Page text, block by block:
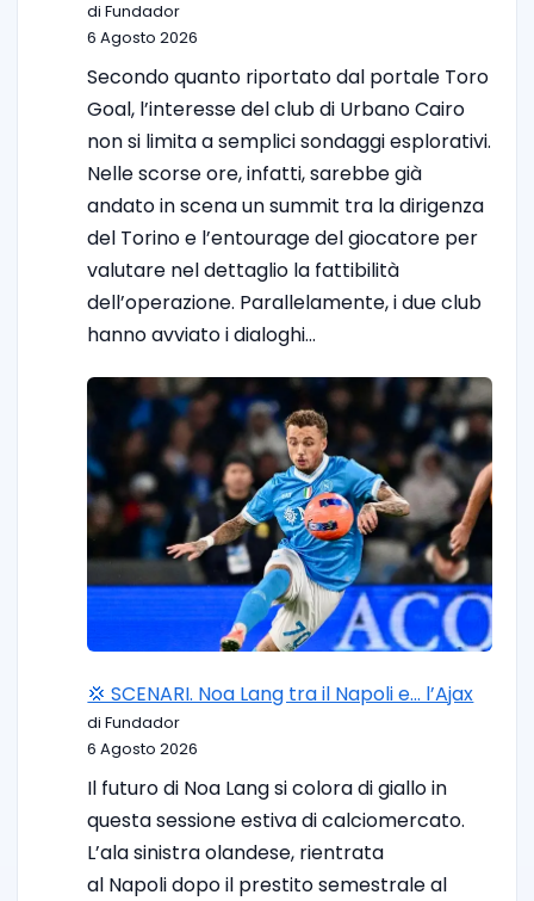
di Fundador
6 Agosto 2026
Secondo quanto riportato dal portale Toro
Goal, l’interesse del club di Urbano Cairo
non si limita a semplici sondaggi esplorativi.
Nelle scorse ore, infatti, sarebbe già
andato in scena un summit tra la dirigenza
del Torino e l’entourage del giocatore per
valutare nel dettaglio la fattibilità
dell’operazione. Parallelamente, i due club
hanno avviato i dialoghi…
💢 SCENARI. Noa Lang tra il Napoli e… l’Ajax
di Fundador
6 Agosto 2026
Il futuro di Noa Lang si colora di giallo in
questa sessione estiva di calciomercato.
L’ala sinistra olandese, rientrata
al Napoli dopo il prestito semestrale al